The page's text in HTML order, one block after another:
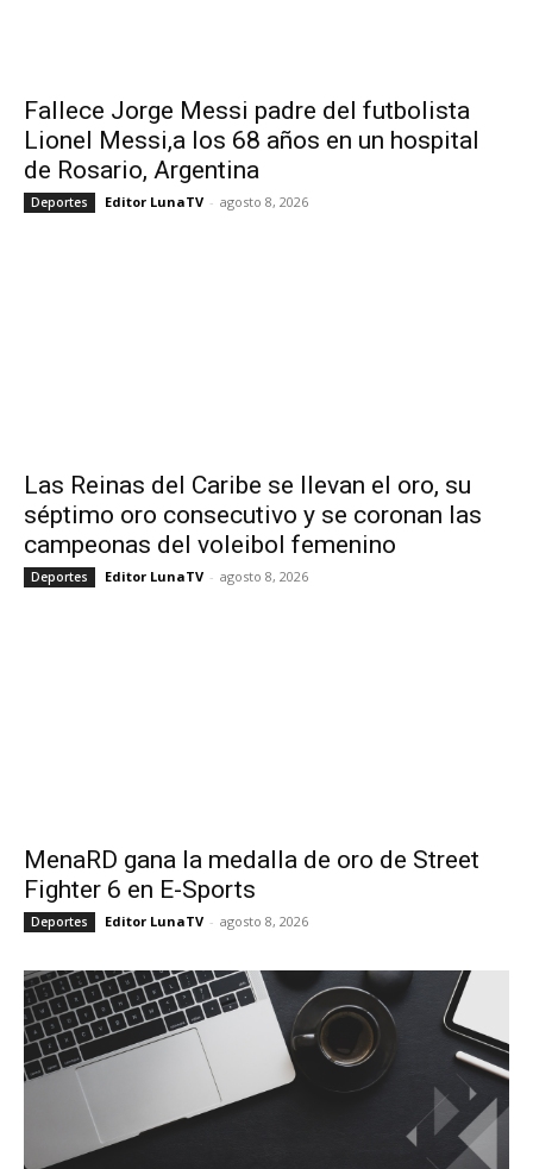
Fallece Jorge Messi padre del futbolista
Lionel Messi,a los 68 años en un hospital
de Rosario, Argentina
Deportes Editor LunaTV - agosto 8, 2026
Las Reinas del Caribe se llevan el oro, su
séptimo oro consecutivo y se coronan las
campeonas del voleibol femenino
Deportes Editor LunaTV - agosto 8, 2026
MenaRD gana la medalla de oro de Street
Fighter 6 en E-Sports
Deportes Editor LunaTV - agosto 8, 2026